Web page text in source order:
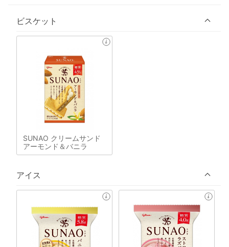
ビスケット
SUNAO クリームサンド
アーモンド＆バニラ
アイス